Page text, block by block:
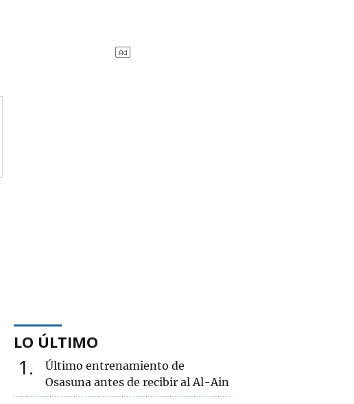
LO ÚLTIMO
1
Último entrenamiento de
Osasuna antes de recibir al Al-Ain